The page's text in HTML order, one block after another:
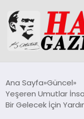
DÜNYA
Ana Sayfa Güncel
Yeşeren Umutlar
Bir Gelecek İçin